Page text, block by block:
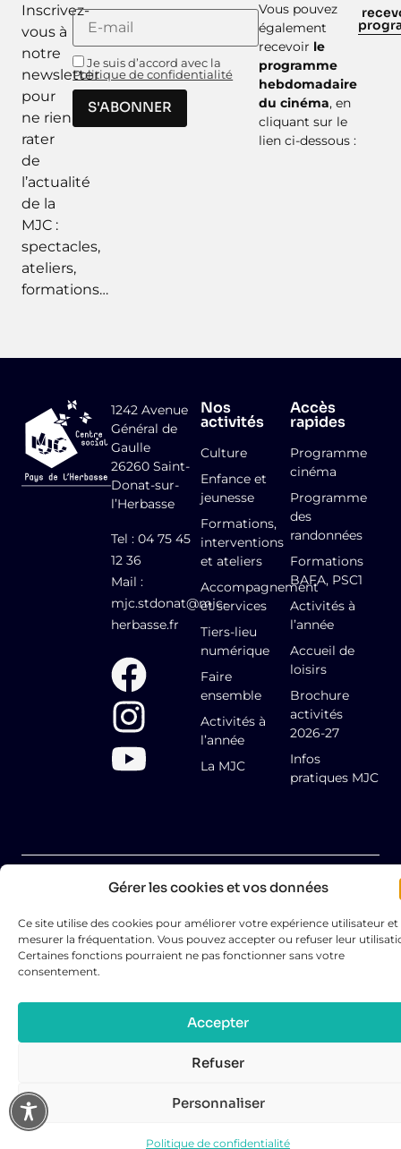
Gérer les cookies et vos données
Ce site utilise des cookies pour améliorer votre expérience utilisateur et
mesurer la fréquentation. Vous pouvez accepter ou refuser leur
Certaines fonctions pourraient ne pas fonctionner sans votre
consentement.
Accepter
Refuser
Personnaliser
Politique de confidentialité
Inscrivez-
vous à
notre
newsletter
pour
ne rien
rater
de
l’actualité
de la
MJC :
spectacles,
ateliers,
formations…
Je suis d’accord avec la
Politique de confidentialité
S'ABONNER
Vous pouvez
également
recevoir le
programme
hebdomadaire
du cinéma, en
cliquant sur le
lien ci-dessous :
1242 Avenue
Général de
Gaulle
26260 Saint-
Donat-sur-
l’Herbasse
Tel : 04 75 45
12 36
Mail :
mjc.stdonat@mjc-
herbasse.fr
Nos
activités
Culture
Enfance et
jeunesse
Formations,
interventions
et ateliers
Accompagnement
et services
Tiers-lieu
numérique
Faire
ensemble
Activités à
l’année
La MJC
Accès
rapides
Programme
cinéma
Programme
des
randonnées
Formations
BAFA, PSC1
Activités à
l’année
Accueil de
loisirs
Brochure
activités
2026-27
Infos
pratiques MJC
l’Herbasse
Politique de confidentialité
Réalisation : Behu